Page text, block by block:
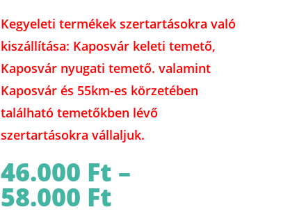
Kegyeleti termékek szertartásokra való
kiszállítása: Kaposvár keleti temető,
Kaposvár nyugati temető. valamint
Kaposvár és 55km-es körzetében
található temetőkben lévő
szertartásokra vállaljuk.
46.000 Ft –
58.000 Ft46.000 Ft
-